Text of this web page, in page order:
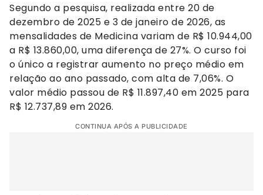
Segundo a pesquisa, realizada entre 20 de
dezembro de 2025 e 3 de janeiro de 2026, as
mensalidades de Medicina variam de R$ 10.944,00
a R$ 13.860,00, uma diferença de 27%. O curso foi
o único a registrar aumento no preço médio em
relação ao ano passado, com alta de 7,06%. O
valor médio passou de R$ 11.897,40 em 2025 para
R$ 12.737,89 em 2026.
CONTINUA APÓS A PUBLICIDADE